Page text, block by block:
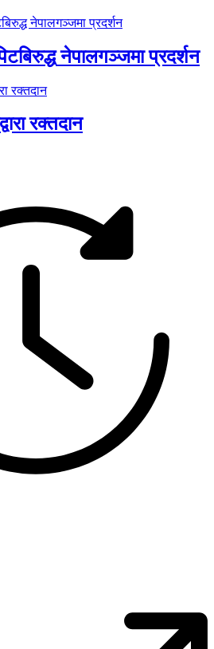
नेपालगञ्जमा प्रदर्शन
रक्तदान